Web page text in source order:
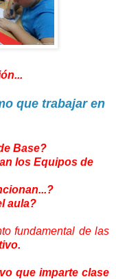
que trabajar en
Base?
los Equipos de
aula?
fundamental de las
que imparte clase